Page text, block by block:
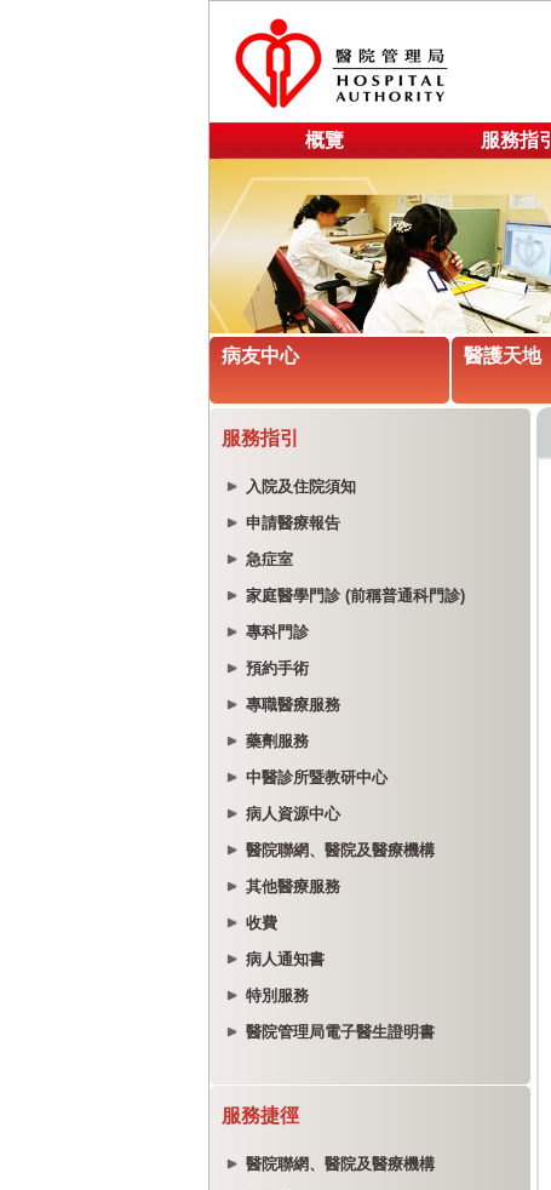
概覽 服務指引
病友中心 醫護天地
服務指引
入院及住院須知
申請醫療報告
急症室
家庭醫學門診 (前稱普通科門診)
專科門診
預約手術
專職醫療服務
藥劑服務
中醫診所暨教研中心
病人資源中心
醫院聯網、醫院及醫療機構
其他醫療服務
收費
病人通知書
特別服務
醫院管理局電子醫生證明書
服務捷徑
醫院聯網、醫院及醫療機構